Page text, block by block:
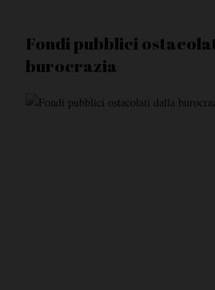
Fondi pubblici
burocrazia